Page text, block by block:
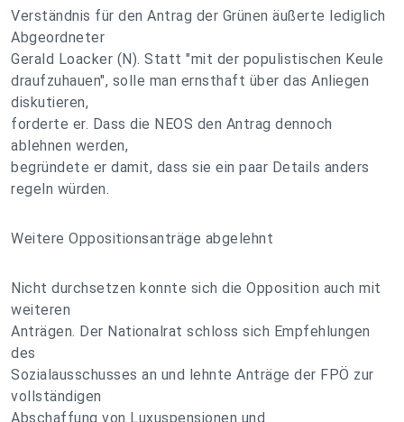
Verständnis für den Antrag der Grünen äußerte lediglich
Abgeordneter
Gerald Loacker (N). Statt "mit der populistischen Keule
draufzuhauen", solle man ernsthaft über das Anliegen
diskutieren,
forderte er. Dass die NEOS den Antrag dennoch
ablehnen werden,
begründete er damit, dass sie ein paar Details anders
regeln würden.
Weitere Oppositionsanträge abgelehnt
Nicht durchsetzen konnte sich die Opposition auch mit
weiteren
Anträgen. Der Nationalrat schloss sich Empfehlungen
des
Sozialausschusses an und lehnte Anträge der FPÖ zur
vollständigen
Abschaffung von Luxuspensionen und